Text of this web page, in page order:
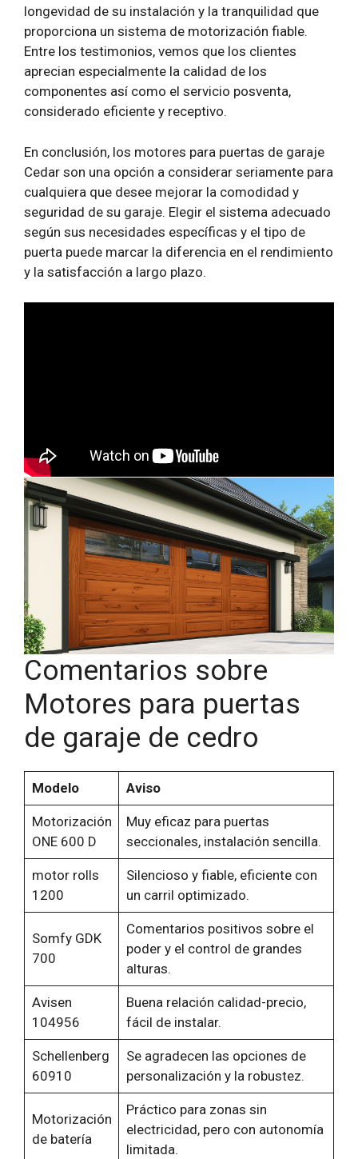
longevidad de su instalación y la tranquilidad que
proporciona un sistema de motorización fiable.
Entre los testimonios, vemos que los clientes
aprecian especialmente la calidad de los
componentes así como el servicio posventa,
considerado eficiente y receptivo.
En conclusión, los motores para puertas de garaje
Cedar son una opción a considerar seriamente para
cualquiera que desee mejorar la comodidad y
seguridad de su garaje. Elegir el sistema adecuado
según sus necesidades específicas y el tipo de
puerta puede marcar la diferencia en el rendimiento
y la satisfacción a largo plazo.
Comentarios sobre
Motores para puertas
de garaje de cedro
Modelo Aviso
Motorización
ONE 600 D
Muy eficaz para puertas
seccionales, instalación sencilla.
motor rolls
1200
Silencioso y fiable, eficiente con
un carril optimizado.
Somfy GDK
700
Comentarios positivos sobre el
poder y el control de grandes
alturas.
Avisen
104956
Buena relación calidad-precio,
fácil de instalar.
Schellenberg
60910
Se agradecen las opciones de
personalización y la robustez.
Motorización
de batería
Práctico para zonas sin
electricidad, pero con autonomía
limitada.